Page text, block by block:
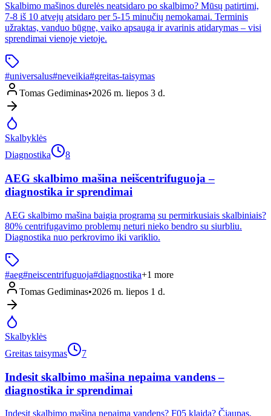
Skalbimo mašinos durelės neatsidaro po skalbimo? Mūsų patirtimi,
7-8 iš 10 atvejų atsidaro per 5-15 minučių nemokamai. Terminis
užraktas, vanduo būgne, vaiko apsauga ir avarinis atidarymas – visi
sprendimai vienoje vietoje.
#universalus#neveikia#greitas-taisymas
Tomas Gediminas•2026 m. liepos 3 d.
Skalbyklės
Diagnostika
8
AEG skalbimo mašina neišcentrifuguoja –
diagnostika ir sprendimai
AEG skalbimo mašina baigia programą su permirkusiais skalbiniais?
80% centrifugavimo problemų neturi nieko bendro su siurbliu.
Diagnostika nuo perkrovimo iki variklio.
#aeg#neiscentrifuguoja#diagnostika+1 more
Tomas Gediminas•2026 m. liepos 1 d.
Skalbyklės
Greitas taisymas
7
Indesit skalbimo mašina nepaima vandens –
diagnostika ir sprendimai
Indesit skalbimo mašina nepaima vandens? F05 klaida? Čiaupas,